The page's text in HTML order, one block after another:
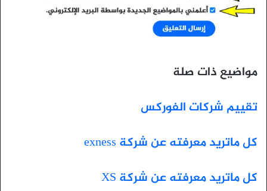
مواضيع ذات صلة
تقييم شركات الفوركس
كل ماتريد معرفته عن شركة exness
كل ماتريد معرفته عن شركة XS